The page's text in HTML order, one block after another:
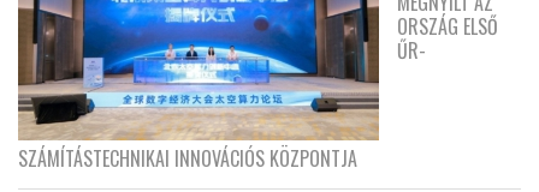
ORSZÁG ELSŐ
ŰR-
SZÁMÍTÁSTECHNIKAI INNOVÁCIÓS KÖZPONTJA